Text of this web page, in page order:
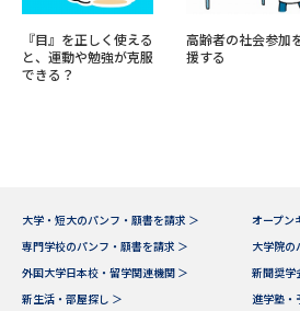
『目』を正しく使える
と、運動や勉強が克服
できる？
高齢者の社会参加
援する
大学・短大のパンフ・願書を請求 ＞
オープン
専門学校のパンフ・願書を請求 ＞
大学院の
外国大学日本校・留学関連機関 ＞
新聞奨学
新生活・部屋探し ＞
進学塾・